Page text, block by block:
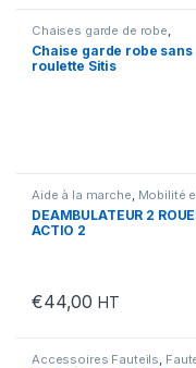
Chaises garde de robe,
Chambre médicalisée
et handicap
Chaise garde robe sans
roulette Sitis
Aide à la marche, Mobilité
handicap ,Rollators
DEAMBULATEUR 2
ACTIO 2
€44,00 HT
Accessoires Fauteils